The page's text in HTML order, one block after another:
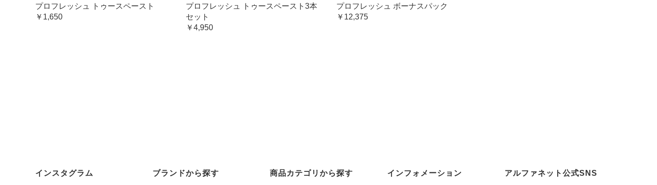
プロフレッシュ トゥースペースト
￥1,650
プロフレッシュ トゥースペースト3本
セット
￥4,950
プロフレッシュ ボーナスパック
￥12,375
インスタグラム ブランドから探す 商品カテゴリから探す インフォメーション アルファネット公式SNS